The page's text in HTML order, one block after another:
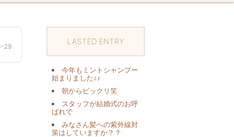
29
LASTED ENTRY
今年もミントシャンプー
始まりました♪♪
朝からビックリ️笑
スタッフが結婚式のお呼
ばれで
みなさん髪への紫外線対
策はしていますか？？